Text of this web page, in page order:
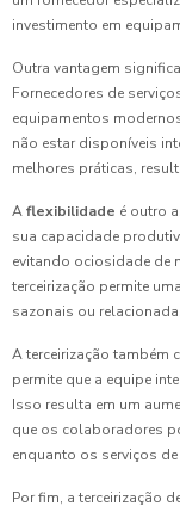
investimento em
Outra vantagem
Fornecedores de
equipamentos
não estar disponíveis
melhores práticas,
Aflexibilidade é outro
sua capacidade
evitando ociosidade de
terceirização permite
sazonais ou
A terceirização também
permite que a equipe
Isso resulta em um
que os colaboradores
enquanto os serviços
Por fim, a terceirização